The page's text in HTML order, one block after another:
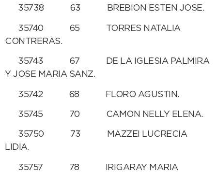
35738 63 BREBION ESTEN JOSE.
35740 65 TORRES NATALIA
CONTRERAS.
35743 67 DE LA IGLESIA PALMIRA
Y JOSE MARIA SANZ.
35742 68 FLORO AGUSTIN.
35745 70 CAMON NELLY ELENA.
35750 73 MAZZEI LUCRECIA
LIDIA.
35757 78 IRIGARAY MARIA